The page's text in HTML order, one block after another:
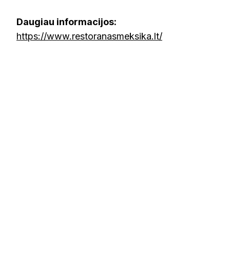
Daugiau informacijos:
https://www.restoranasmeksika.lt/